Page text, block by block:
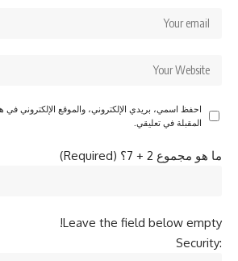
احفظ اسمي، بريدي الإلكتروني، والموقع الإلكتروني في
المقبلة في تعليقي.
ما هو مجموع 2 + 7؟ (Required)
Leave the field below empty!
Security: